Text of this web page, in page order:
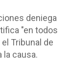
deniega
"en todos
Tribunal de
la causa.